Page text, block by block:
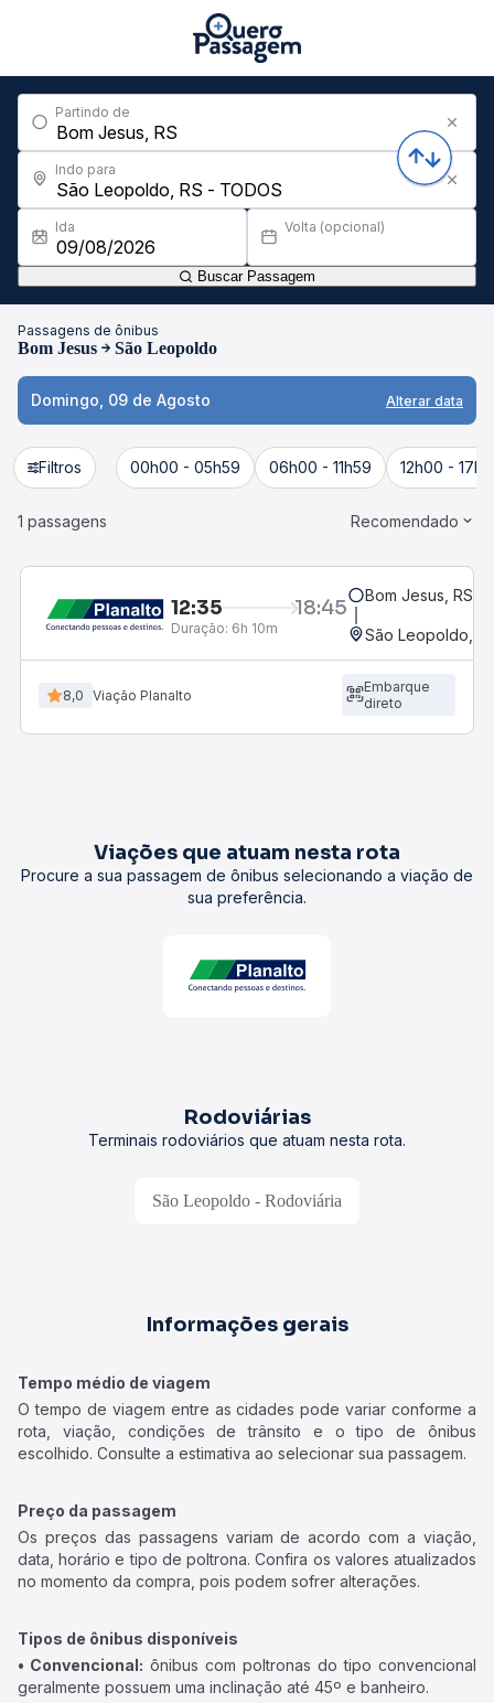
Partindo de
Indo para
Ida Volta (opcional)
Buscar Passagem
Passagens de ônibus
Bom Jesus São Leopoldo
Domingo, 09 de Agosto Alterar data
Filtros 00h00 - 05h59 06h00 - 11h59 12h00 -
1 passagens Recomendado
12:35 18:45
Duração: 6h 10m
Bom Jesus, RS
São Leopoldo,
8,0 Viação Planalto
Embarque
direto
Viações que atuam nesta rota
Procure a sua passagem de ônibus selecionando a viação de
sua preferência.
Rodoviárias
Terminais rodoviários que atuam nesta rota.
São Leopoldo - Rodoviária
Informações gerais
Tempo médio de viagem
O tempo de viagem entre as cidades pode variar conforme a
rota, viação, condições de trânsito e o tipo de ônibus
escolhido. Consulte a estimativa ao selecionar sua passagem.
Preço da passagem
Os preços das passagens variam de acordo com a viação,
data, horário e tipo de poltrona. Confira os valores atualizados
no momento da compra, pois podem sofrer alterações.
Tipos de ônibus disponíveis
• Convencional: ônibus com poltronas do tipo convencional
geralmente possuem uma inclinação até 45º e banheiro.